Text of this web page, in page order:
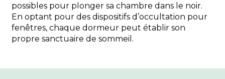
possibles pour plonger sa chambre dans le noir.
En optant pour des dispositifs d’occultation pour
fenêtres, chaque dormeur peut établir son
propre sanctuaire de sommeil.